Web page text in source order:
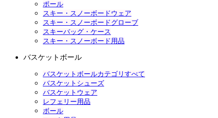
ポール
スキー・スノーボードウェア
スキー・スノーボードグローブ
スキーバッグ・ケース
スキー・スノーボード用品
バスケットボール
バスケットボールカテゴリすべて
バスケットシューズ
バスケットウェア
レフェリー用品
ボール